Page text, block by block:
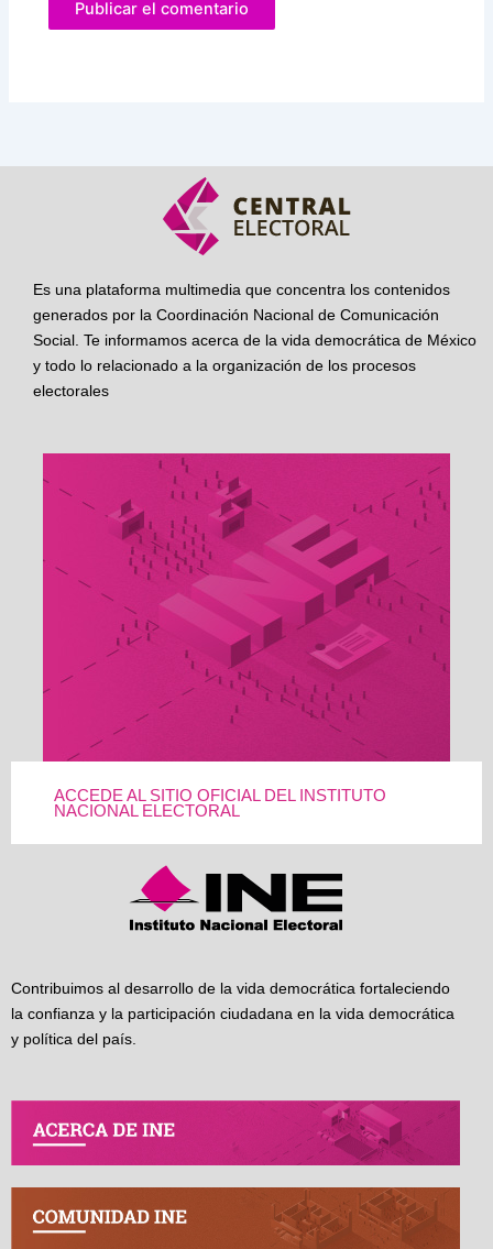
Es una plataforma multimedia que concentra los contenidos
generados por la Coordinación Nacional de Comunicación
Social. Te informamos acerca de la vida democrática de México
y todo lo relacionado a la organización de los procesos
electorales
ACCEDE AL SITIO OFICIAL DEL INSTITUTO
NACIONAL ELECTORAL
Contribuimos al desarrollo de la vida democrática fortaleciendo
la confianza y la participación ciudadana en la vida democrática
y política del país.